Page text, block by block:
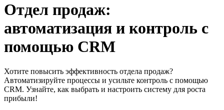
Отдел продаж:
автоматизация и контроль с
помощью CRM
Хотите повысить эффективность отдела продаж?
Автоматизируйте процессы и усильте контроль с помощью
CRM. Узнайте, как выбрать и настроить систему для роста
прибыли!